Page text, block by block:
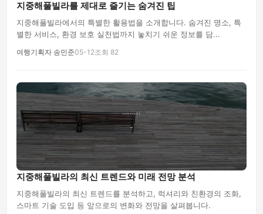
지중해풀빌라를 제대로 즐기는 숨겨진 팁
지중해풀빌라에서의 특별한 활용법을 소개합니다. 숨겨진 명소, 특
별한 서비스, 환경 보호 실천법까지 놓치기 쉬운 정보를 담...
여행기획자 송민준05-12조회 82
지중해풀빌라의 최신 트렌드와 미래 전망 분석
지중해풀빌라의 최신 트렌드를 분석하고, 럭셔리와 친환경의 조화,
스마트 기술 도입 등 앞으로의 변화와 전망을 살펴봅니다.